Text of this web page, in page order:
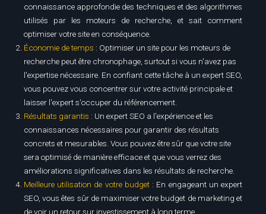
connaissance approfondie des techniques et des algorithmes
utilisés par les moteurs de recherche, et sait comment
optimiser votre site en conséquence.
Économie de temps : Optimiser un site pour les moteurs de
recherche peut être chronophage, surtout si vous n'avez pas
l'expertise nécessaire. En confiant cette tâche à un expert SEO,
vous pouvez vous concentrer sur votre activité principale et
laisser l'expert s'occuper du référencement.
Résultats garantis : Un expert SEO a l'expérience et les
connaissances nécessaires pour garantir des résultats
concrets et mesurables. Vous pouvez être sûr que votre site
sera optimisé de manière efficace et que vous verrez des
améliorations significatives dans les résultats de recherche.
Meilleure utilisation de votre budget: En engageant un expert
SEO, vous êtes sûr de maximiser votre budget de marketing et
de voir un retour sur investissement à long terme.